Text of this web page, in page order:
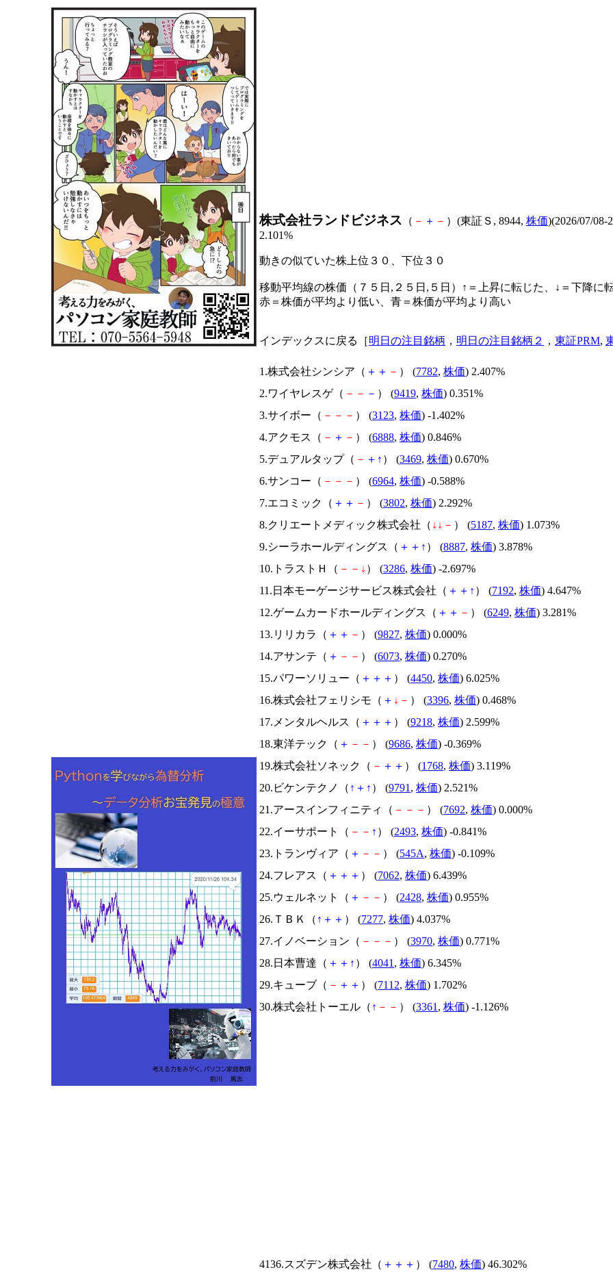
株式会社ランドビジネス （ － ＋ － ）(東証Ｓ, 8944, 株価)(2026/07/08-
2.101%
動きの似ていた株上位３０、下位３０
移動平均線の株価（７５日,２５日,５日）↑＝上昇に転じた、↓＝下降に
赤＝株価が平均より低い、青＝株価が平均より高い
インデックスに戻る［明日の注目銘柄 ， 明日の注目銘柄２ ， 東証PRM,
1.株式会社シンシア（ ＋ ＋ － ） (7782, 株価) 2.407%
2.ワイヤレスゲ（ － － － ） (9419, 株価) 0.351%
3.サイボー（ － － － ） (3123, 株価) -1.402%
4.アクモス（ － ＋ － ） (6888, 株価) 0.846%
5.デュアルタップ（ － ＋ ↑ ） (3469, 株価) 0.670%
6.サンコー（ － － － ） (6964, 株価) -0.588%
7.エコミック（ ＋ ＋ － ） (3802, 株価) 2.292%
8.クリエートメディック株式会社（ ↓ ↓ － ） (5187, 株価) 1.073%
9.シーラホールディングス（ ＋ ＋ ↑ ） (8887, 株価) 3.878%
10.トラストＨ（ － － ↓ ） (3286, 株価) -2.697%
11.日本モーゲージサービス株式会社（ ＋ ＋ ↑ ） (7192, 株価) 4.647%
12.ゲームカードホールディングス（ ＋ ＋ － ） (6249, 株価) 3.281%
13.リリカラ（ ＋ ＋ － ） (9827, 株価) 0.000%
14.アサンテ（ ＋ － － ） (6073, 株価) 0.270%
15.パワーソリュー（ ＋ ＋ ＋ ） (4450, 株価) 6.025%
16.株式会社フェリシモ（ ＋ ↓ － ） (3396, 株価) 0.468%
17.メンタルヘルス（ ＋ ＋ ＋ ） (9218, 株価) 2.599%
18.東洋テック（ ＋ － － ） (9686, 株価) -0.369%
19.株式会社ソネック（ － ＋ ＋ ） (1768, 株価) 3.119%
20.ビケンテクノ（ ↑ ＋ ↑ ） (9791 , 株価) 2.521%
21.アースインフィニティ（ － － － ） (7692, 株価) 0.000%
22.イーサポート（ － － ↑ ） (2493, 株価) -0.841%
23.トランヴィア（ ＋ － － ） (545A, 株価) -0.109%
24.フレアス（ ＋ ＋ ＋ ） (7062, 株価) 6.439%
25.ウェルネット（ ＋ － － ） (2428, 株価) 0.955%
26.ＴＢＫ（ ↑ ＋ ＋ ） (7277, 株価) 4.037%
27.イノベーション（ － － － ） (3970, 株価) 0.771%
28.日本曹達（ ＋ ＋ ↑ ） (4041 , 株価) 6.345%
29.キューブ（ － ＋ ＋ ） (7112, 株価) 1.702%
30.株式会社トーエル（ ↑ － － ） (3361 , 株価) -1.126%
4136.スズデン株式会社（ ＋ ＋ ＋ ） (7480, 株価) 46.302%